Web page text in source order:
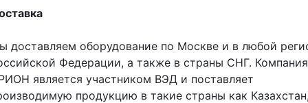
доставляем оборудование по Москве и в любой
Федерации, а также в страны СНГ. Компания
является участником ВЭД и поставляет
продукцию в такие страны как